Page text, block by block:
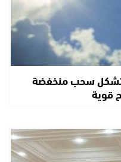
تشكل سحب منخفضة
قوية